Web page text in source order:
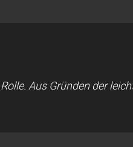
Aus Gründen der